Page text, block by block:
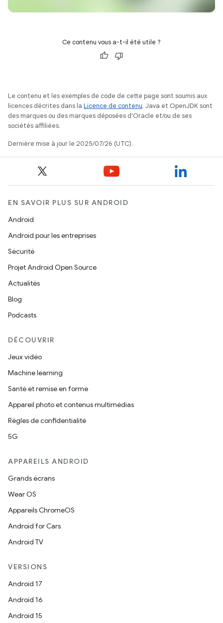
Ce contenu vous a-t-il été utile ?
Le contenu et les exemples de code de cette page sont soumis aux
licences décrites dans la Licence de contenu. Java et OpenJDK sont
des marques ou des marques déposées d'Oracle et/ou de ses
sociétés affiliées.
Dernière mise à jour le 2025/07/26 (UTC).
EN SAVOIR PLUS SUR ANDROID
Android
Android pour les entreprises
Sécurité
Projet Android Open Source
Actualités
Blog
Podcasts
DÉCOUVRIR
Jeux vidéo
Machine learning
Santé et remise en forme
Appareil photo et contenus multimédias
Règles de confidentialité
5G
APPAREILS ANDROID
Grands écrans
Wear OS
Appareils ChromeOS
Android for Cars
Android TV
VERSIONS
Android 17
Android 16
Android 15